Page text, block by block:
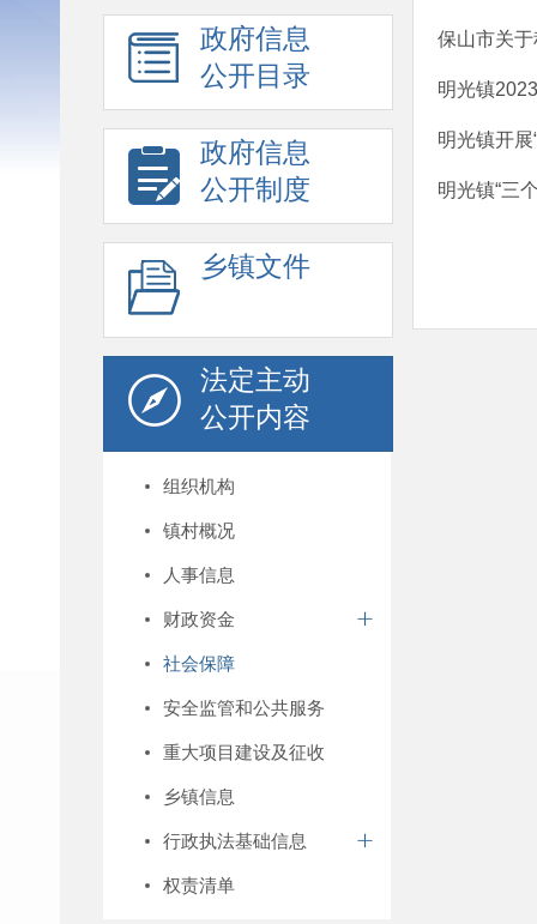
政府信息
公开目录
政府信息
公开制度
乡镇文件
法定主动
公开内容
组织机构
镇村概况
人事信息
财政资金
社会保障
安全监管和公共服务
重大项目建设及征收
乡镇信息
行政执法基础信息
权责清单
保山市关
明光镇
明光镇开展
明光镇“三